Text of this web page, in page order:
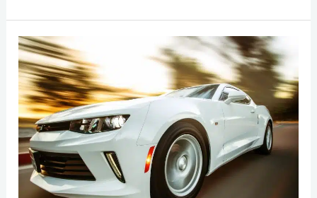
Voici
ce
que
coûte
un
permis
de
conduire
en
Allemagne